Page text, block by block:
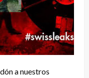
a nuestros